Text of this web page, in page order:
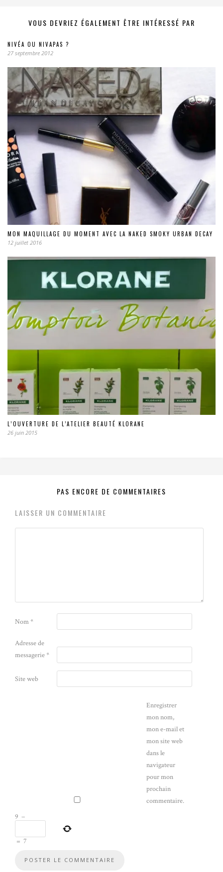
VOUS DEVRIEZ ÉGALEMENT ÊTRE INTÉRESSÉ PAR
NIVÉA OU NIVAPAS ?
27 septembre 2012
MON MAQUILLAGE DU MOMENT AVEC LA NAKED SMOKY URBAN DECAY
12 juillet 2016
L’OUVERTURE DE L’ATELIER BEAUTÉ KLORANE
26 juin 2015
PAS ENCORE DE COMMENTAIRES
LAISSER UN COMMENTAIRE
Nom*
Adresse de
messagerie*
Site web
Enregistrer
mon nom,
mon e-mail et
mon site web
dans le
navigateur
pour mon
prochain
commentaire.
9 −
= 7